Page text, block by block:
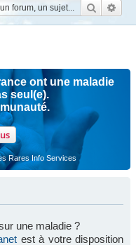
ont une maladie
seul(e).
Rares Info Services
une maladie ?
est à votre disposition